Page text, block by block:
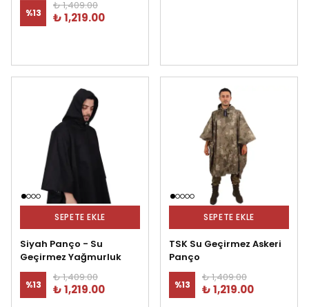
%13
₺ 1,409.00
₺ 1,219.00
SEPETE EKLE
Siyah Panço - Su
Geçirmez Yağmurluk
%13
₺ 1,409.00
₺ 1,219.00
SEPETE EKLE
TSK Su Geçirmez Askeri
Panço
%13
₺ 1,409.00
₺ 1,219.00